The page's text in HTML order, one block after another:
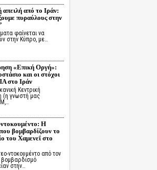
απειλή από το Ιράν:
πυραύλους στην
φαίνεται να
στην Κύπρο, με…
«Επική Οργή»:
και οι στόχοι
στο Ιράν
Κεντρική
(η γνωστή μας
ντοκουμέντο: Η
βομβαρδίζουν το
του Χαμενεΐ στο
ντοκουμέντο από τον
βομβαρδισμό
στην…